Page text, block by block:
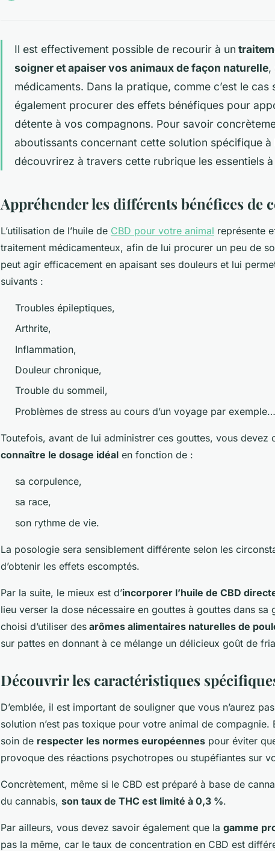
Il est effectivement possible de recourir à un
soigner et apaiser vos animaux de façon naturelle,
médicaments. Dans la pratique, comme c’est le cas
également procurer des effets bénéfiques pour
détente à vos compagnons. Pour savoir
aboutissants concernant cette solution spécifique
découvrirez à travers cette rubrique les essentiels
Appréhender les différents bénéfices de
L’utilisation de l’huile de CBD pour votre animal représente
traitement médicamenteux, afin de lui procurer un peu de
peut agir efficacement en apaisant ses douleurs et lui
suivants :
Troubles épileptiques,
Arthrite,
Inflammation,
Douleur chronique,
Trouble du sommeil,
Problèmes de stress au cours d’un voyage par exemple…
Toutefois, avant de lui administrer ces gouttes, vous devez
connaître le dosage idéal en fonction de :
sa corpulence,
sa race,
son rythme de vie.
La posologie sera sensiblement différente selon les
d’obtenir les effets escomptés.
Par la suite, le mieux est d’incorporer l’huile de CBD
lieu verser la dose nécessaire en gouttes à gouttes dans sa
choisi d’utiliser des arômes alimentaires naturelles de
sur pattes en donnant à ce mélange un délicieux goût de
Découvrir les caractéristiques
D’emblée, il est important de souligner que vous n’aurez
solution n’est pas toxique pour votre animal de compagnie.
soin de respecter les normes européennes pour éviter
provoque des réactions psychotropes ou stupéfiantes sur
Concrètement, même si le CBD est préparé à base de
du cannabis, son taux de THC est limité à 0,3 %.
Par ailleurs, vous devez savoir également que la gamme
pas la même, car le taux de concentration en CBD est